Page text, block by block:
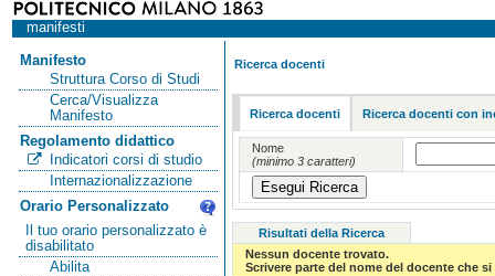
manifesti
Manifesto
Struttura Corso di Studi
Cerca/Visualizza
Manifesto
Regolamento didattico
Indicatori corsi di studio
Internazionalizzazione
Orario Personalizzato
Il tuo orario personalizzato è
disabilitato
Abilita
Ricerca docenti
Ricerca docenti Ricerca docenti con
Nome
(minimo 3 caratteri)
Risultati della Ricerca
Nessun docente trovato.
Scrivere parte del nome del docente che